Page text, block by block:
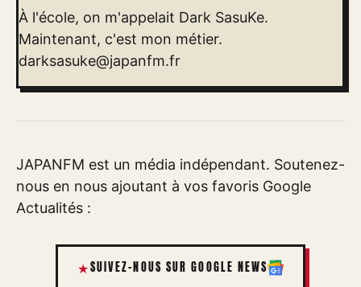
À l'école, on m'appelait Dark SasuKe.
Maintenant, c'est mon métier.
darksasuke@japanfm.fr
JAPANFM est un média indépendant. Soutenez-
nous en nous ajoutant à vos favoris Google
Actualités :
SUIVEZ-NOUS SUR GOOGLE NEWS